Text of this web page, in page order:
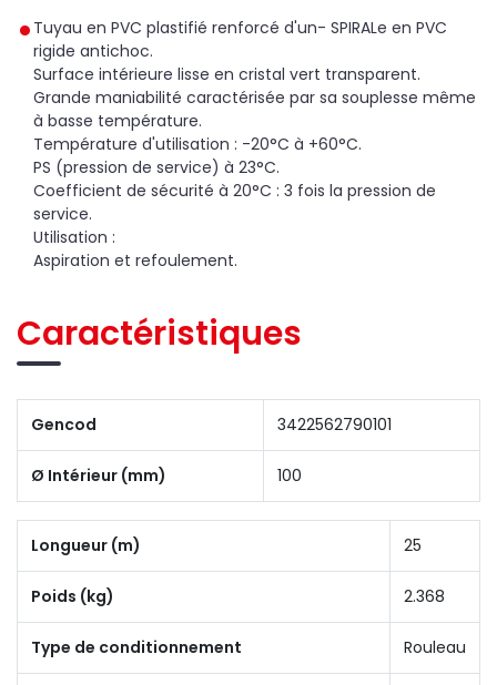
Tuyau en PVC plastifié renforcé d'un- SPIRALe en PVC
rigide antichoc.
Surface intérieure lisse en cristal vert transparent.
Grande maniabilité caractérisée par sa souplesse même
à basse température.
Température d'utilisation : -20°C à +60°C.
PS (pression de service) à 23°C.
Coefficient de sécurité à 20°C : 3 fois la pression de
service.
Utilisation :
Aspiration et refoulement.
Caractéristiques
Gencod 3422562790101
Ø Intérieur (mm) 100
Longueur (m) 25
Poids (kg) 2.368
Type de conditionnement Rouleau